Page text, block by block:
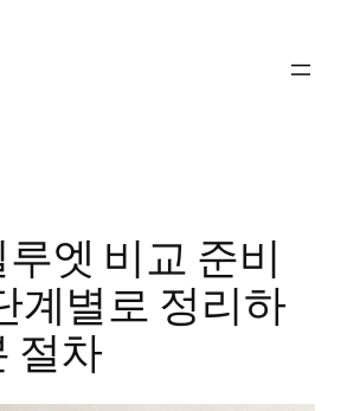
엣 비교 준비
계별로 정리하
절차